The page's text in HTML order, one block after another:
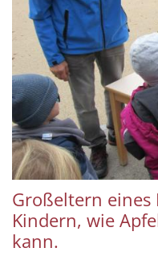
Großeltern eines
Kindern, wie
kann.